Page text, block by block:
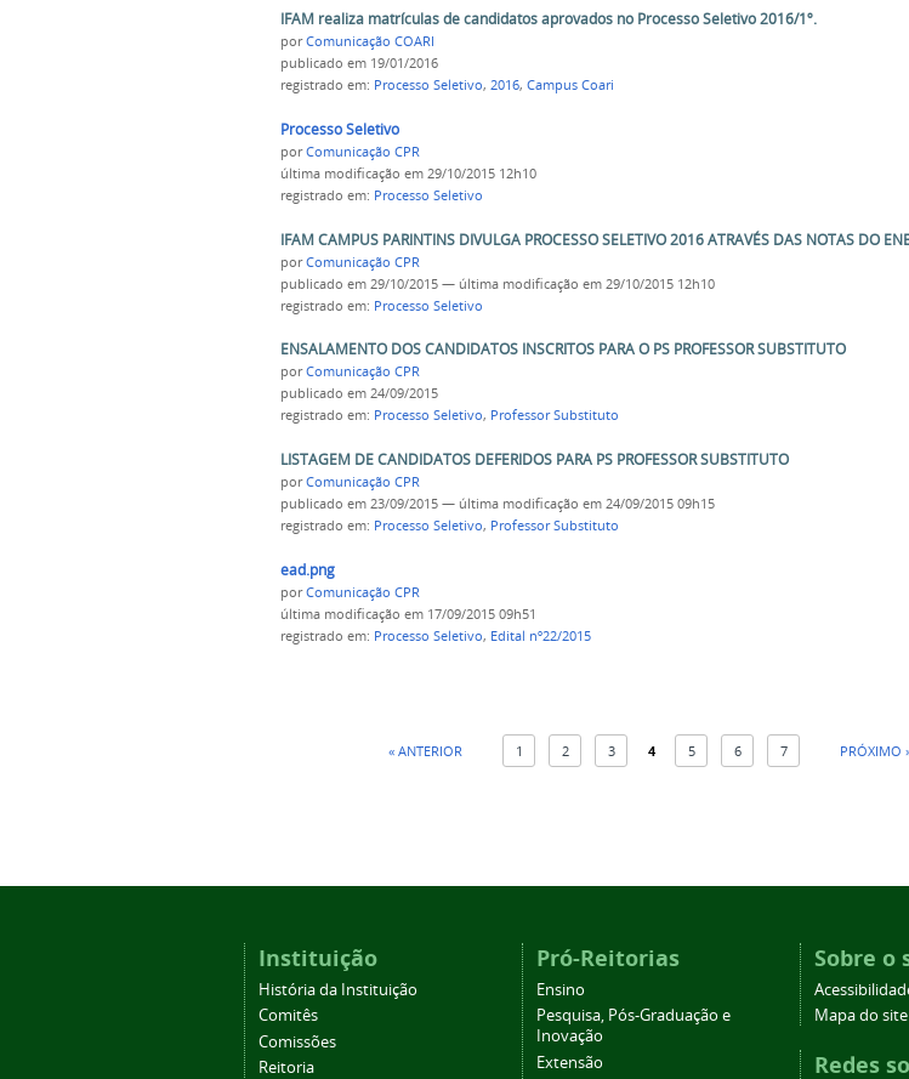
IFAM realiza matrículas de candidatos aprovados no Processo Seletivo 2016/1º.
porComunicação COARI
publicado em 19/01/2016
registrado em: Processo Seletivo, 2016, Campus Coari
Processo Seletivo
porComunicação CPR
última modificação em 29/10/2015 12h10
registrado em: Processo Seletivo
IFAM CAMPUS PARINTINS DIVULGA PROCESSO SELETIVO 2016 ATRAVÉS DAS NOTAS DO
porComunicação CPR
publicado em 29/10/2015 — última modificação em 29/10/2015 12h10
registrado em: Processo Seletivo
ENSALAMENTO DOS CANDIDATOS INSCRITOS PARA O PS PROFESSOR SUBSTITUTO
porComunicação CPR
publicado em 24/09/2015
registrado em: Processo Seletivo, Professor Substituto
LISTAGEM DE CANDIDATOS DEFERIDOS PARA PS PROFESSOR SUBSTITUTO
porComunicação CPR
publicado em 23/09/2015 — última modificação em 24/09/2015 09h15
registrado em: Processo Seletivo, Professor Substituto
ead.png
porComunicação CPR
última modificação em 17/09/2015 09h51
registrado em: Processo Seletivo, Edital nº22/2015
« ANTERIOR 1 2 3 4 5 6 7 PRÓXIMO
Instituição
História da Instituição
Comitês
Comissões
Reitoria
Pró-Reitorias
Ensino
Pesquisa, Pós-Graduação e
Inovação
Extensão
Sobre o
Mapa do site
Redes